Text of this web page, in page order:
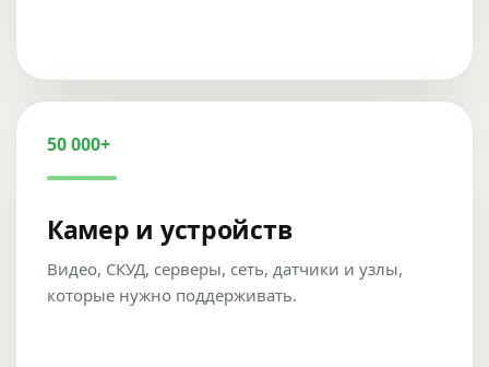
50 000+
Камер и устройств
Видео, СКУД, серверы, сеть, датчики и узлы,
которые нужно поддерживать.